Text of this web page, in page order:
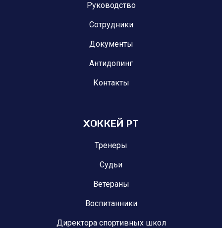
Руководство
Сотрудники
Документы
Антидопинг
Контакты
ХОККЕЙ РТ
Тренеры
Судьи
Ветераны
Воспитанники
Директора спортивных школ